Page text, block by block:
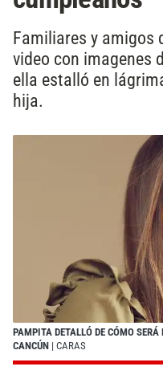
Familiares y amigos
video con imagenes
ella estalló en
hija.
PAMPITA DETALLÓ DE CÓMO
CANCÚN | CARAS